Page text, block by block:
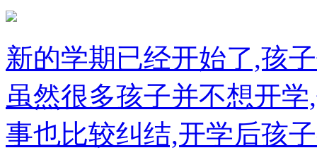
新的学期已经开始了,孩
虽然很多孩子并不想开
事也比较纠结,开学后孩